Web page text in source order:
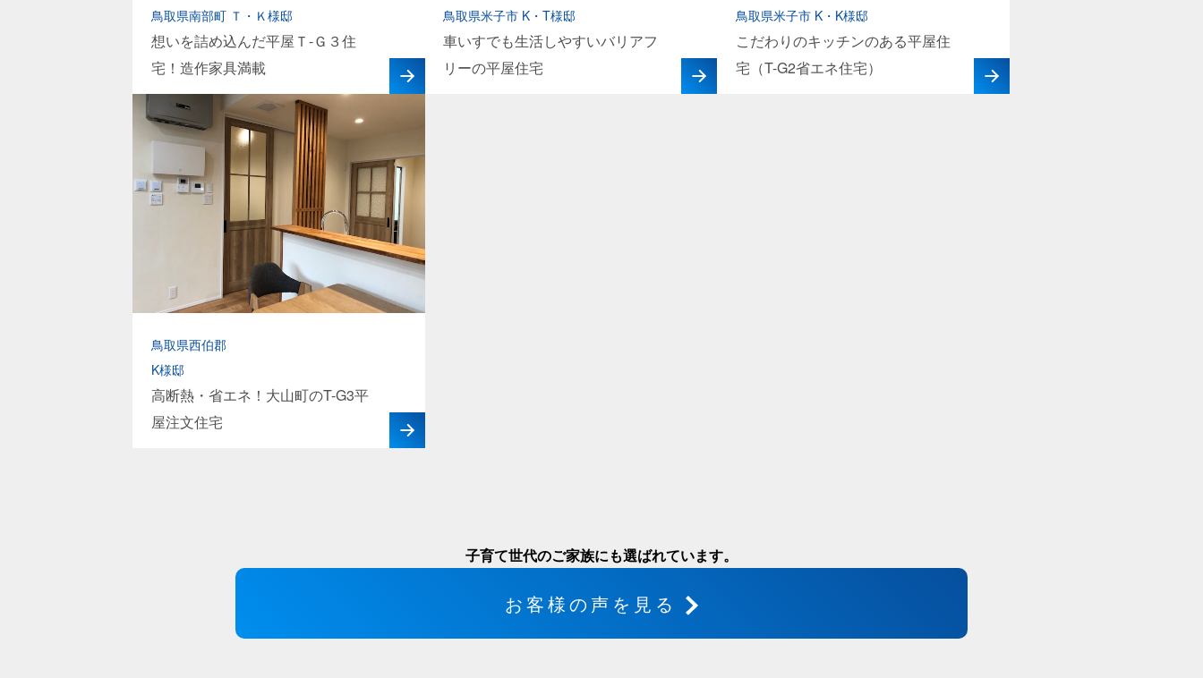
鳥取県南部町 Ｔ・Ｋ様邸
想いを詰め込んだ平屋Ｔ-Ｇ３住
宅！造作家具満載
鳥取県米子市 K・T様邸
車いすでも生活しやすいバリアフ
リーの平屋住宅
鳥取県米子市 K・K様邸
こだわりのキッチンのある平屋住
宅（T-G2省エネ住宅）
鳥取県西伯郡
K様邸
高断熱・省エネ！大山町のT-G3平
屋注文住宅
子育て世代のご家族にも選ばれています。
お客様の声を見る